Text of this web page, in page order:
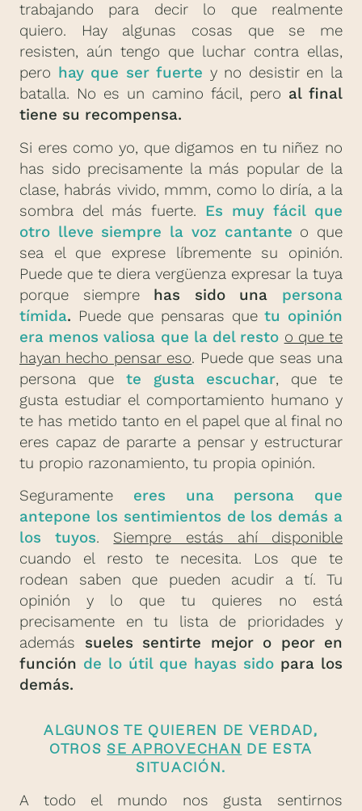
trabajando para decir lo que realmente
quiero. Hay algunas cosas que se me
resisten, aún tengo que luchar contra ellas,
pero hay que ser fuerte y no desistir en la
batalla. No es un camino fácil, pero al final
tiene su recompensa.
Si eres como yo, que digamos en tu niñez no
has sido precisamente la más popular de la
clase, habrás vivido, mmm, como lo diría, a la
sombra del más fuerte. Es muy fácil que
otro lleve siempre la voz cantante o que
sea el que exprese líbremente su opinión.
Puede que te diera vergüenza expresar la tuya
porque siempre has sido una persona
tímida. Puede que pensaras quetu opinión
era menos valiosa que la del resto o que te
hayan hecho pensar eso. Puede que seas una
persona que te gusta escuchar, que te
gusta estudiar el comportamiento humano y
te has metido tanto en el papel que al final no
eres capaz de pararte a pensar y estructurar
tu propio razonamiento, tu propia opinión.
Seguramente eres una persona que
antepone los sentimientos de los demás a
los tuyos. Siempre estás ahí disponible
cuando el resto te necesita. Los que te
rodean saben que pueden acudir a tí. Tu
opinión y lo que tu quieres no está
precisamente en tu lista de prioridades y
además sueles sentirte mejor o peor en
función de lo útil que hayas sido para los
demás.
ALGUNOS TE QUIEREN DE VERDAD,
OTROSSE APROVECHAN DE ESTA
SITUACIÓN.
A todo el mundo nos gusta sentirnos